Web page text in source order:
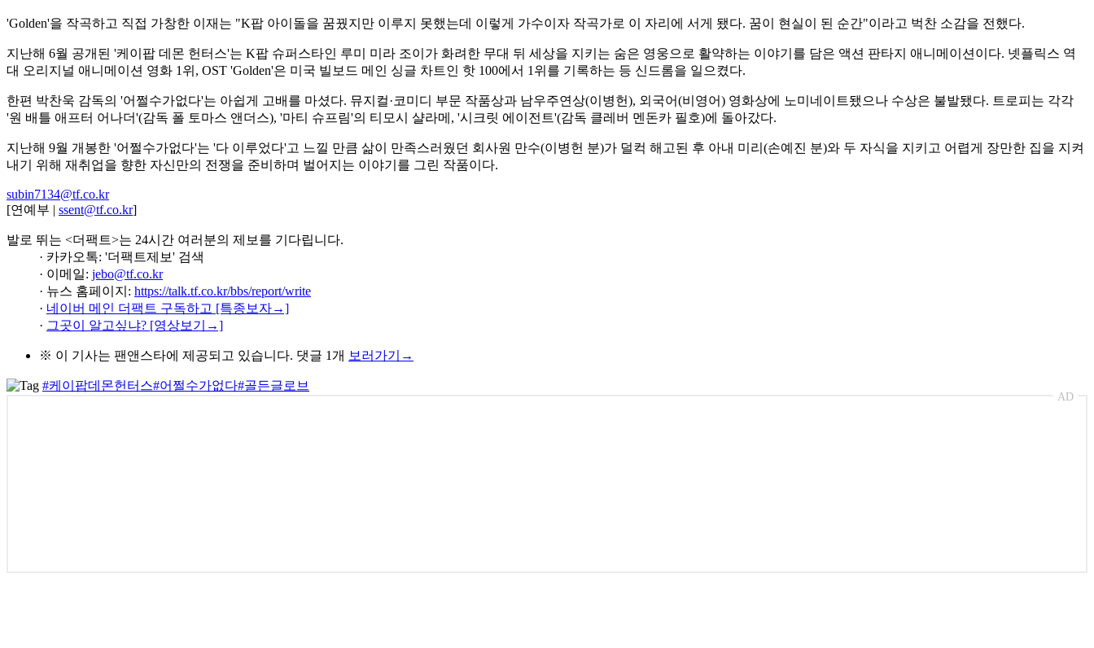
'Golden'을 작곡하고 직접 가창한 이재는 "K팝 아이돌을 꿈꿨지만 이루지 못했는데 이렇게 가수이자 작곡가로 이 자리에 서게 됐다. 꿈이 현실이 된 순간"이라고 벅찬 소감을 전했다.
지난해 6월 공개된 '케이팝 데몬 헌터스'는 K팝 슈퍼스타인 루미 미라 조이가 화려한 무대 뒤 세상을 지키는 숨은 영웅으로 활약하는 이야기를 담은 액션 판타지 애니메이션이다. 넷플릭스 역
대 오리지널 애니메이션 영화 1위, OST 'Golden'은 미국 빌보드 메인 싱글 차트인 핫 100에서 1위를 기록하는 등 신드롬을 일으켰다.
한편 박찬욱 감독의 '어쩔수가없다'는 아쉽게 고배를 마셨다. 뮤지컬·코미디 부문 작품상과 남우주연상(이병헌), 외국어(비영어) 영화상에 노미네이트됐으나 수상은 불발됐다. 트로피는 각각
'원 배틀 애프터 어나더'(감독 폴 토마스 앤더스), '마티 슈프림'의 티모시 샬라메, '시크릿 에이전트'(감독 클레버 멘돈카 필호)에 돌아갔다.
지난해 9월 개봉한 '어쩔수가없다'는 '다 이루었다'고 느낄 만큼 삶이 만족스러웠던 회사원 만수(이병헌 분)가 덜컥 해고된 후 아내 미리(손예진 분)와 두 자식을 지키고 어렵게 장만한 집을 지켜
내기 위해 재취업을 향한 자신만의 전쟁을 준비하며 벌어지는 이야기를 그린 작품이다.
subin7134@tf.co.kr
[연예부 | ssent@tf.co.kr]
발로 뛰는 <더팩트>는 24시간 여러분의 제보를 기다립니다.
· 카카오톡: '더팩트제보' 검색
· 이메일: jebo@tf.co.kr
· 뉴스 홈페이지: https://talk.tf.co.kr/bbs/report/write
· 네이버 메인 더팩트 구독하고 [특종보자→]
· 그곳이 알고싶냐? [영상보기→]
※ 이 기사는 팬앤스타에 제공되고 있습니다. 댓글 1개 보러가기→
#케이팝데몬헌터스#어쩔수가없다#골든글로브
AD